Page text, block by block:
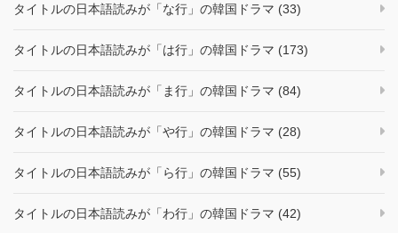
タイトルの日本語読みが「な行」の韓国ドラマ (33)
タイトルの日本語読みが「は行」の韓国ドラマ (173)
タイトルの日本語読みが「ま行」の韓国ドラマ (84)
タイトルの日本語読みが「や行」の韓国ドラマ (28)
タイトルの日本語読みが「ら行」の韓国ドラマ (55)
タイトルの日本語読みが「わ行」の韓国ドラマ (42)